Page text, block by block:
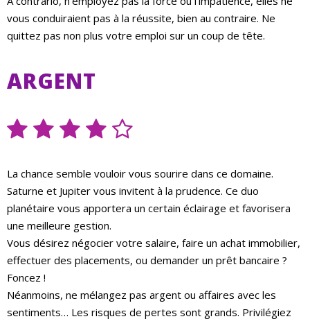
vous conduiraient pas à la réussite, bien au contraire. Ne
quittez pas non plus votre emploi sur un coup de tête.
ARGENT
La chance semble vouloir vous sourire dans ce domaine.
Saturne et Jupiter vous invitent à la prudence. Ce duo
planétaire vous apportera un certain éclairage et favorisera
une meilleure gestion.
Vous désirez négocier votre salaire, faire un achat immobilier,
effectuer des placements, ou demander un prêt bancaire ?
Foncez !
Néanmoins, ne mélangez pas argent ou affaires avec les
sentiments… Les risques de pertes sont grands. Privilégiez